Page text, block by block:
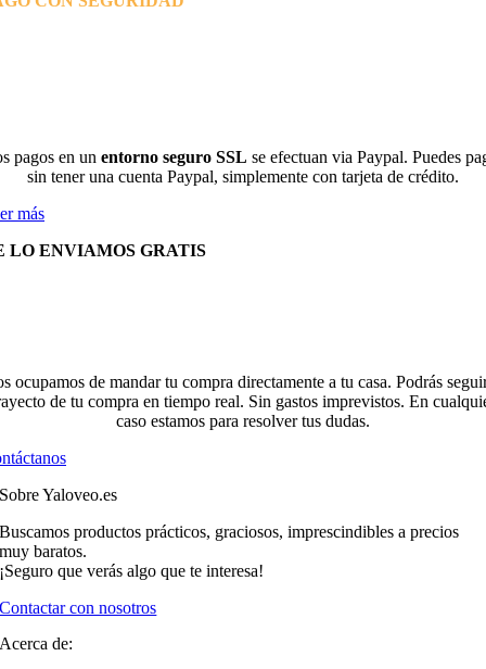
pagos en un entorno seguro SSL se efectuan via Paypal. Puedes
sin tener una cuenta Paypal, simplemente con tarjeta de crédito.
más
LO ENVIAMOS GRATIS
ocupamos de mandar tu compra directamente a tu casa. Podrás
de tu compra en tiempo real. Sin gastos imprevistos. En
caso estamos para resolver tus dudas.
Sobre Yaloveo.es
Buscamos productos prácticos, graciosos, imprescindibles a precios
muy baratos.
¡Seguro que verás algo que te interesa!
Contactar con nosotros
Acerca de: